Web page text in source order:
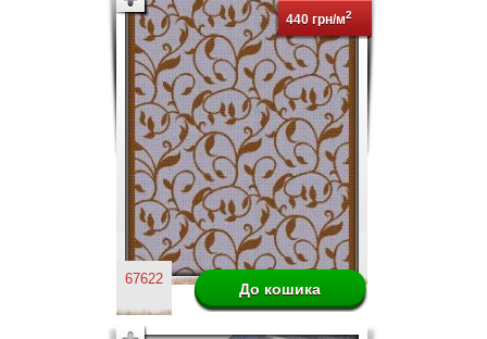
440 грн/м2
67622